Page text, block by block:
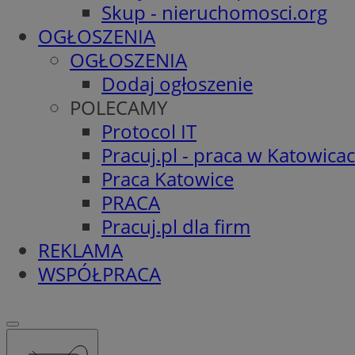
Skup - nieruchomosci.org
OGŁOSZENIA
OGŁOSZENIA
Dodaj ogłoszenie
POLECAMY
Protocol IT
Pracuj.pl - praca w
Praca Katowice
PRACA
Pracuj.pl dla firm
REKLAMA
WSPÓŁPRACA